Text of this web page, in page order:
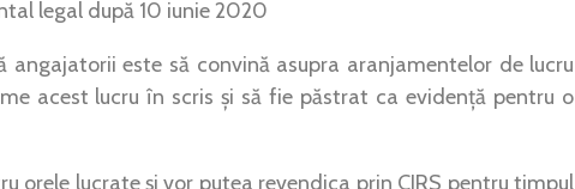
legal după 10 iunie 2020
angajatorii este să convină asupra aranjamentelor de lucru
acest lucru în scris și să fie păstrat ca evidență pentru o
orele lucrate și vor putea revendica prin CJRS pentru timpul